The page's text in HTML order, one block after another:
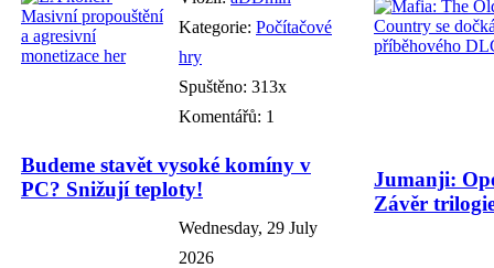
Kategorie: Počítačové
hry
Spuštěno: 313x
Komentářů: 1
Budeme stavět vysoké komíny v
PC? Snižují teploty!
Wednesday, 29 July
2026
Jumanji:
Závěr